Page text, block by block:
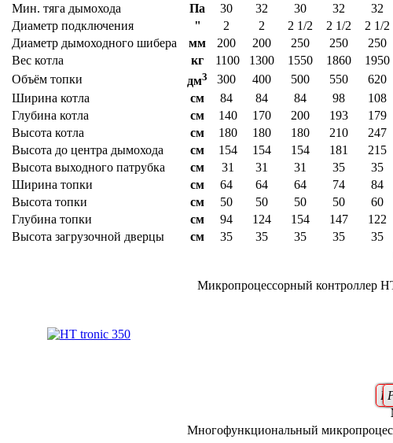
Мин. тяга дымохода
Па 30 32 30 32 32
Диаметр подключения
" 2 2 2 1/2 2 1/2 2 1/2
Диаметр дымоходного шибера
мм 200 200 250 250 250
Вес котла
кг 1100 1300 1550 1860 1950
Объём топки
дм3 300 400 500 550 620
Ширина котла
см 84 84 84 98 108
Глубина котла
см 140 170 200 193 179
Высота котла
см 180 180 180 210 247
Высота до центра дымохода
см 154 154 154 181 215
Высота выходного патрубка
см 31 31 31 35 35
Ширина топки
см 64 64 64 74 84
Высота топки
см 50 50 50 50 60
Глубина топки
см 94 124 154 147 122
Высота загрузочной дверцы
см 35 35 35 35 35
Микропроцессорный контроллер
Многофункциональный